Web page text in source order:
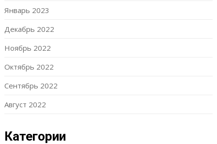
Январь 2023
Декабрь 2022
Ноябрь 2022
Октябрь 2022
Сентябрь 2022
Август 2022
Категории